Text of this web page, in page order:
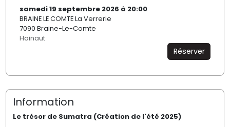
samedi 19 septembre 2026 à 20:00
BRAINE LE COMTE La Verrerie
7090 Braine-Le-Comte
Hainaut
Réserver
Information
Le trésor de Sumatra (Création de l'été 2025)